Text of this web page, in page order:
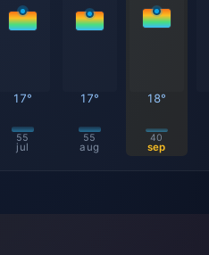
17°
55
jul
17°
55
aug
18°
40
sep